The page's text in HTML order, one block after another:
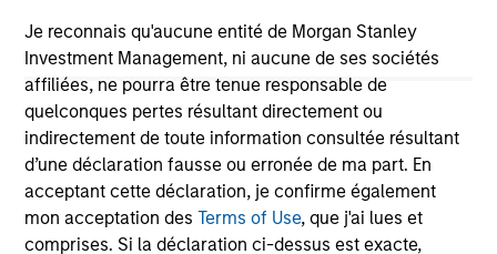
Je reconnais qu'aucune entité de Morgan Stanley
Investment Management, ni aucune de ses sociétés
affiliées, ne pourra être tenue responsable de
quelconques pertes résultant directement ou
indirectement de toute information consultée résultant
d’une déclaration fausse ou erronée de ma part. En
acceptant cette déclaration, je confirme également
mon acceptation desTerms of Use, que j'ai lues et
comprises. Si la déclaration ci-dessus est exacte,
Please refer to the strategy detail page for important
information on the strategy, including additional risk
considerations.